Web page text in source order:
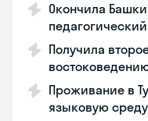
Окончила
Получила
Проживание в
языковую среду